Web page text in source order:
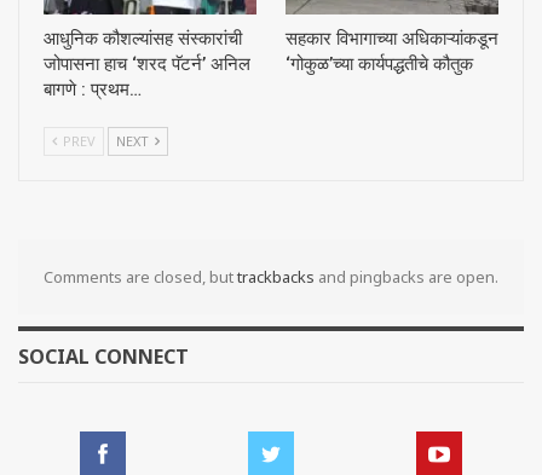
आधुनिक कौशल्यांसह संस्कारांची
जोपासना हाच ‘शरद पॅटर्न’ अनिल
बागणे : प्रथम…
सहकार विभागाच्या अधिकाऱ्यांकडून
‘गोकुळ’च्या कार्यपद्धतीचे कौतुक
PREV NEXT
Comments are closed, buttrackbacks and pingbacks are open.
SOCIAL CONNECT